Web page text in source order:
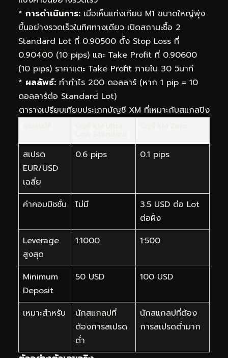
* การดำเนินการ: เมื่อเห็นแท่งเทียน M1 ขนาดใหญ่พุ่ง
ขึ้นอย่างรวดเร็วในทิศทางเดียว เปิดสถานะซื้อ 2
Standard Lot ที่ 0.90500 ตั้ง Stop Loss ที่
0.90400 (10 pips) และ Take Profit ที่ 0.90600
(10 pips) ราคาแตะ Take Profit ภายใน 30 วินาที
* ผลลัพธ์: ทำกำไร 200 ดอลลาร์ (หาก 1 pip = 10
ดอลลาร์ต่อ Standard Lot)
ตารางเปรียบเทียบประเภทบัญชี XM ที่เหมาะกับสแกลปิง
สเปรด
EUR/USD
เฉลี่ย
0.6 pips 0.1 pips
ค่าคอมมิชชั่น ไม่มี
3.5 USD ต่อ Lot
ต่อฝั่ง
Leverage
สูงสุด
1:1000 1:500
Minimum
Deposit
50 USD 100 USD
เหมาะสำหรับ
นักสแกลปที่
ต้องการสเปรด
ต่ำ
นักสแกลปที่ต้อง
การสเปรดต่ำมาก